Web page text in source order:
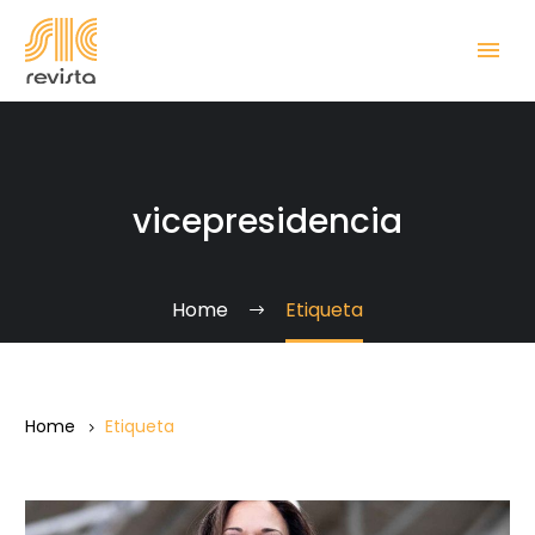
vicepresidencia
Home Etiqueta
Home Etiqueta
Madam